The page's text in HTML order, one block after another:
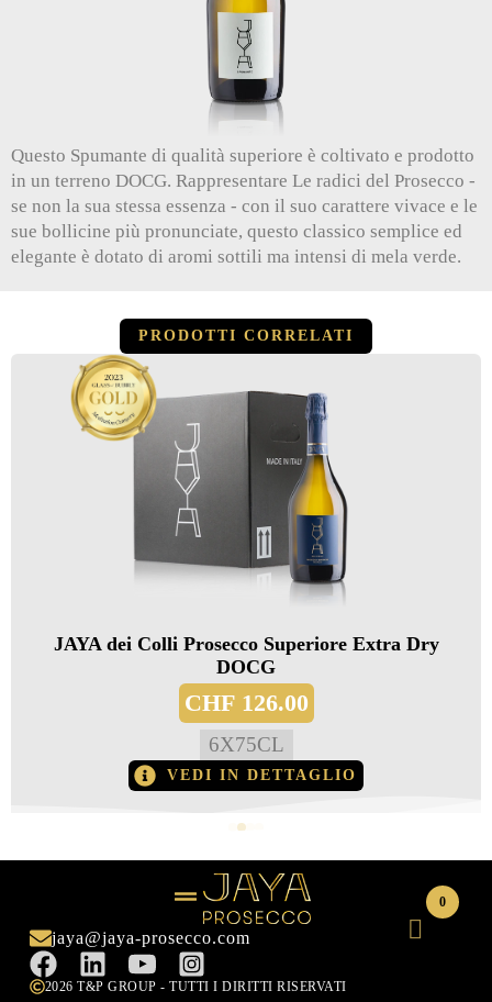
Questo Spumante di qualità superiore è coltivato e prodotto
in un terreno DOCG. Rappresentare Le radici del Prosecco -
se non la sua stessa essenza - con il suo carattere vivace e le
sue bollicine più pronunciate, questo classico semplice ed
elegante è dotato di aromi sottili ma intensi di mela verde.
PRODOTTI CORRELATI
JAYA dei Colli Prosecco Superiore Extra Dry
DOCG
CHF126.00
6X75CL
VEDI IN DETTAGLIO
jaya@jaya-prosecco.com
2026 T&P GROUP - TUTTI I DIRITTI RISERVATI
0